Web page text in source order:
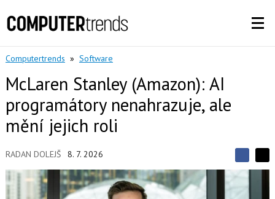
Computertrends » Software
McLaren Stanley (Amazon): AI
programátory nenahrazuje, ale
mění jejich roli
RADAN DOLEJŠ 8. 7. 2026
S
d
S